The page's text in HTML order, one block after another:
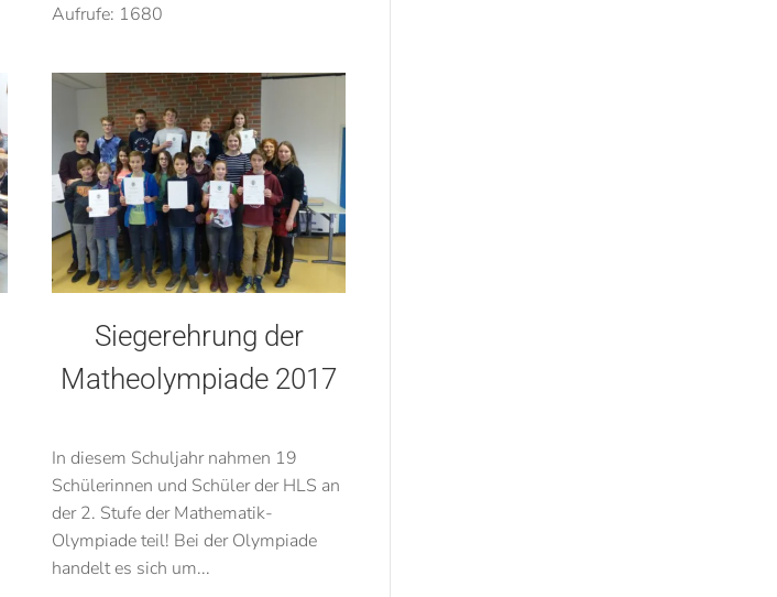
Aufrufe: 1680
Siegerehrung der
Matheolympiade 2017
In diesem Schuljahr nahmen 19
Schülerinnen und Schüler der HLS an
der 2. Stufe der Mathematik-
Olympiade teil! Bei der Olympiade
handelt es sich um...